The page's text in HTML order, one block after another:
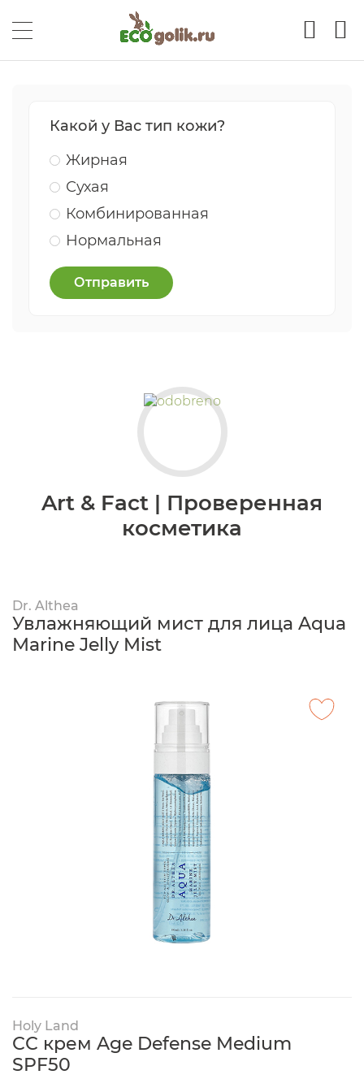
Какой у Вас тип кожи?
Жирная
Сухая
Комбинированная
Нормальная
Отправить
Art & Fact | Проверенная
косметика
Dr. Althea
Увлажняющий мист для лица Aqua
Marine Jelly Mist
Holy Land
СС крем Age Defense Medium
SPF50